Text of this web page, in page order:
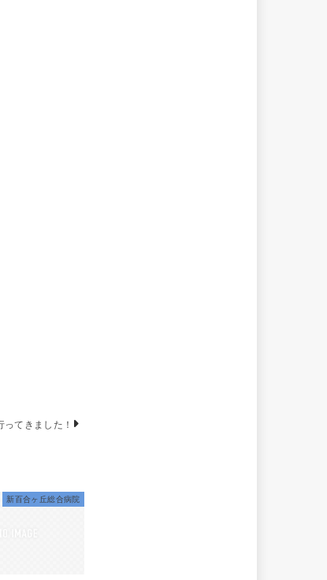
てきました！
新百合ヶ丘総合病院